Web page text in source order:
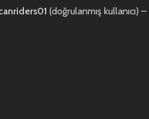
(doğrulanmış kullanıcı) –